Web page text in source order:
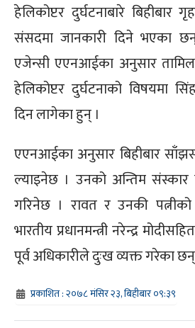
हेलिकोप्टर दुर्घटनाबारे बिहीबार
संसदमा जानकारी दिने भएका
एजेन्सी एएनआईका अनुसार
हेलिकोप्टर दुर्घटनाको विषयमा
दिन लागेका हुन् ।
एएनआईका अनुसार बिहीबार
ल्याइनेछ । उनको अन्तिम संस्कार
गरिनेछ । रावत र उनकी
भारतीय प्रधानमन्त्री नरेन्द्र
पूर्व अधिकारीले दुःख व्यक्त गरेका
प्रकाशित : २०७८ मंसिर २३, बिहीबार ०९:३९